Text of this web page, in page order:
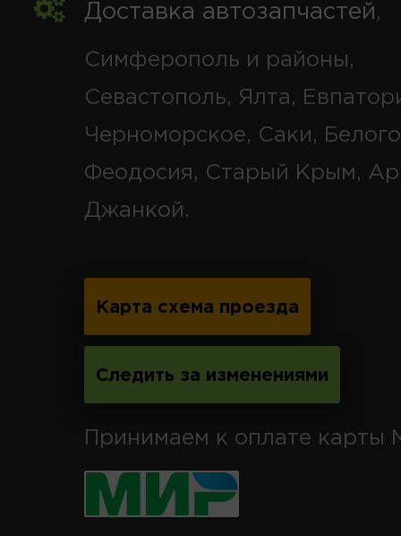
Доставка автозапчастей,
Симферополь и районы,
Севастополь, Ялта,
Черноморское, Саки,
Феодосия, Старый Крым,
Джанкой.
Карта схема проезда
Следить за изменениями
Принимаем к оплате карты